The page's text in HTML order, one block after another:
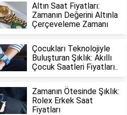
Altın Saat Fiyatları:
Zamanın Değerini Altınla
Çerçeveleme Zamanı
Çocukları Teknolojiyle
Buluşturan Şıklık: Akıllı
Çocuk Saatleri Fiyatları..
Zamanın Ötesinde Şıklık:
Rolex Erkek Saat
Fiyatları